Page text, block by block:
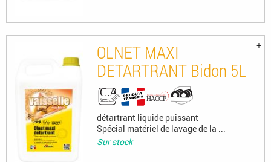
OLNET MAXI
DETARTRANT Bidon 5L
détartrant liquide puissant
Spécial matériel de lavage de la ...
Sur stock